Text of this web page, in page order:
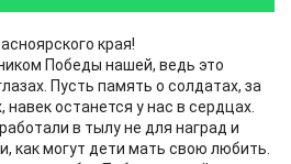
края!
Победы нашей, ведь это
Пусть память о солдатах, за
останется у нас в сердцах.
в тылу не для наград и
как могут дети мать свою любить.